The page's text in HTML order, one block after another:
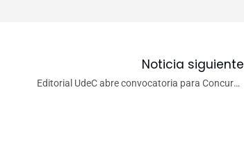
Noticia siguiente
Editorial UdeC abre convocatoria para Concurso